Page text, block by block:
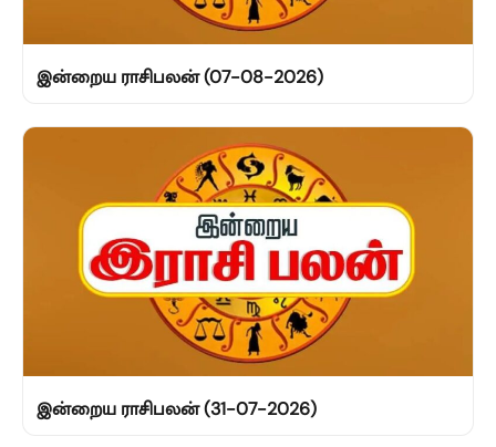
இன்றைய ராசிபலன் (07-08-2026)
இன்றைய ராசிபலன் (31-07-2026)